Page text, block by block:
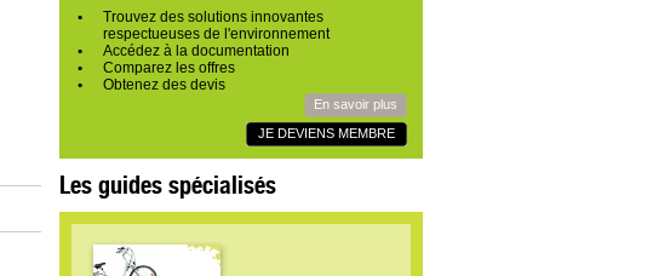
Trouvez des solutions innovantes
respectueuses de l'environnement
Accédez à la documentation
Comparez les offres
Obtenez des devis
En savoir plus
JE DEVIENS MEMBRE
Les guides spécialisés